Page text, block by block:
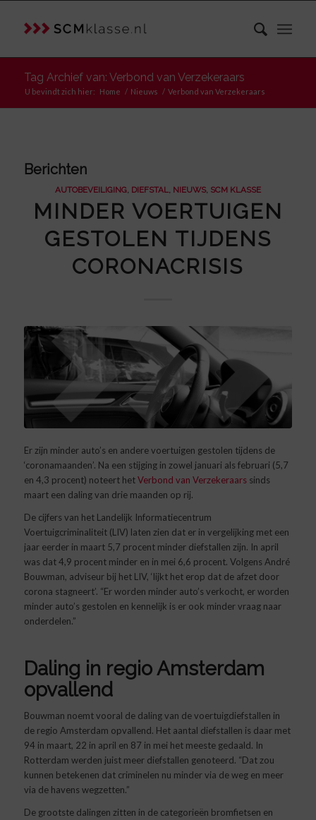
Tag Archief van: Verbond van Verzekeraars
U bevindt zich hier: Home / Nieuws / Verbond van Verzekeraars
Berichten
AUTOBEVEILIGING, DIEFSTAL, NIEUWS, SCM KLASSE
MINDER VOERTUIGEN
GESTOLEN TIJDENS
CORONACRISIS
Er zijn minder auto’s en andere voertuigen gestolen tijdens de
‘coronamaanden’. Na een stijging in zowel januari als februari (5,7
en 4,3 procent) noteert hetVerbond van Verzekeraarssinds
maart een daling van drie maanden op rij.
De cijfers van het Landelijk Informatiecentrum
Voertuigcriminaliteit (LIV) laten zien dat er in vergelijking met een
jaar eerder in maart 5,7 procent minder diefstallen zijn. In april
was dat 4,9 procent minder en in mei 6,6 procent. Volgens André
Bouwman, adviseur bij het LIV, ‘lijkt het erop dat de afzet door
corona stagneert’. “Er worden minder auto’s verkocht, er worden
minder auto’s gestolen en kennelijk is er ook minder vraag naar
onderdelen.”
Daling in regio Amsterdam
opvallend
Bouwman noemt vooral de daling van de voertuigdiefstallen in
de regio Amsterdam opvallend. Het aantal diefstallen is daar met
94 in maart, 22 in april en 87 in mei het meeste gedaald. In
Rotterdam werden juist meer diefstallen genoteerd. “Dat zou
kunnen betekenen dat criminelen nu minder via de weg en meer
via de havens wegzetten.”
De grootste dalingen zitten in de categorieën bromfietsen en